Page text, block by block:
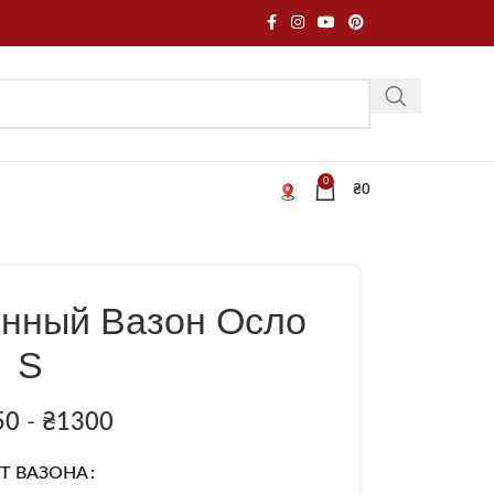
0
₴0
Вазон Осло
S
- ₴1300
ВАЗОНА